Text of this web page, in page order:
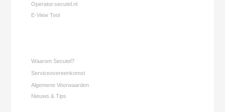
Operator.secutel.nl
E-View Tool
Waarom Secutel?
Serviceovereenkomst
Algemene Voorwaarden
Nieuws & Tips